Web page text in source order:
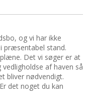
og vi har ikke
præsentabel stand.
Det vi søger er at
af haven så
bliver nødvendigt.
det noget du kan